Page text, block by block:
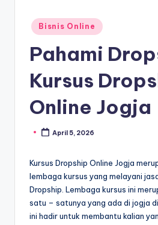
Bisnis Online
Pahami
Kursus
Online Jogja
April 5, 2026
Kursus Dropship Online Jogja
lembaga kursus yang melayani
Dropship. Lembaga kursus ini
satu – satunya yang ada di jogja
ini hadir untuk membantu kalian